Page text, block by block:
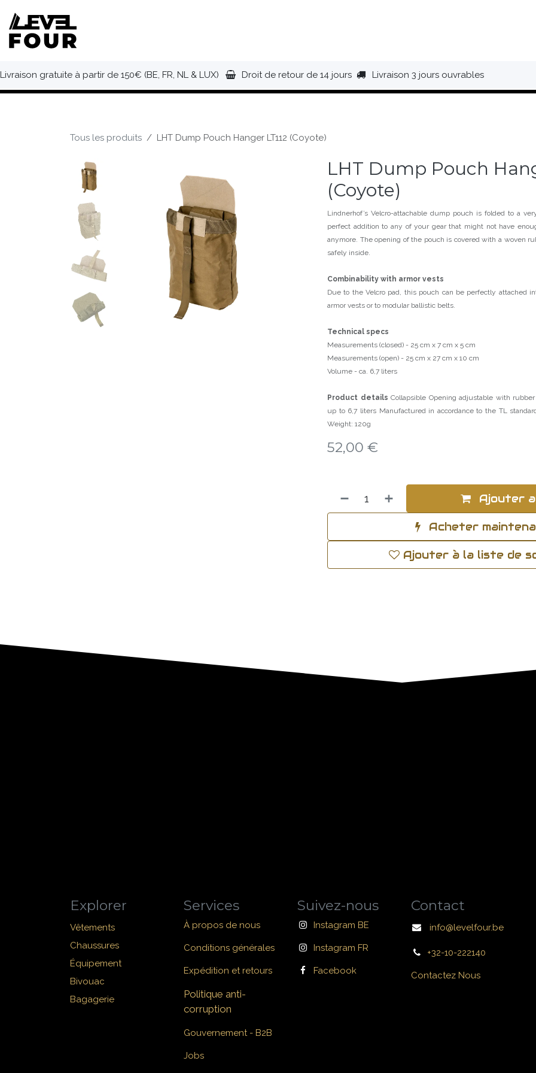
Livraison gratuite à partir de 150€ (BE, FR, NL & LUX) Droit de retour de 14 jours Livraison 3 jours ouvrables
Tous les produits LHT Dump Pouch Hanger LT112 (Coyote)
LHT Dump Pouch
(Coyote)
Lindnerhof’s Velcro-attachable dump pouch is folded to a
perfect addition to any of your gear that might not have
anymore. The opening of the pouch is covered with a woven
safely inside.
Combinability with armor vests
Due to the Velcro pad, this pouch can be perfectly attached
armor vests or to modular ballistic belts.
Technical specs
Measurements (closed) - 25 cm x 7 cm x 5 cm
Measurements (open) - 25 cm x 27 cm x 10 cm
Volume - ca. 6,7 liters
Product details Collapsible Opening adjustable with
up to 6,7 liters Manufactured in accordance to the TL
Weight: 120g
52,00 €
Ajouter
Acheter
Ajouter à la liste de
Explorer
Vêtements
Chaussures
Équipement
Bivouac
Bagagerie
Services
À propos de nous
Conditions générales
Expédition et retours
Politique anti-
corruption
Gouvernement - B2B
Jobs
Suivez-nous
Instagram BE
Instagram FR
Facebook
Contact
info@levelfour.be
+32-10-222140
Contactez Nous